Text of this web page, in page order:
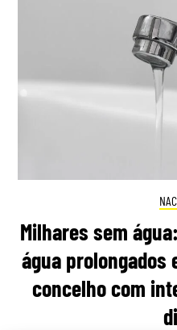
Milhares sem
água prolongados
concelho com